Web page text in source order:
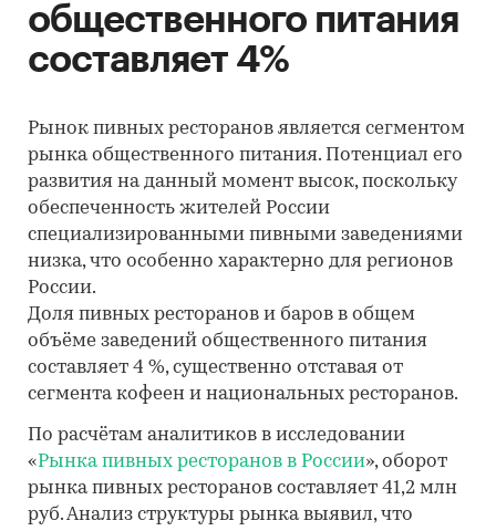
общественного питания
составляет 4%
Рынок пивных ресторанов является сегментом
рынка общественного питания. Потенциал его
развития на данный момент высок, поскольку
обеспеченность жителей России
специализированными пивными заведениями
низка, что особенно характерно для регионов
России.
Доля пивных ресторанов и баров в общем
объёме заведений общественного питания
составляет 4 %, существенно отставая от
сегмента кофеен и национальных ресторанов.
По расчётам аналитиков в исследовании
«Рынка пивных ресторанов в России», оборот
рынка пивных ресторанов составляет 41,2 млн
руб. Анализ структуры рынка выявил, что